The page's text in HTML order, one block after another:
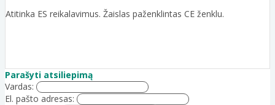
Atitinka ES reikalavimus. Žaislas paženklintas CE ženklu.
Parašyti atsiliepimą
Vardas:
El. pašto adresas: